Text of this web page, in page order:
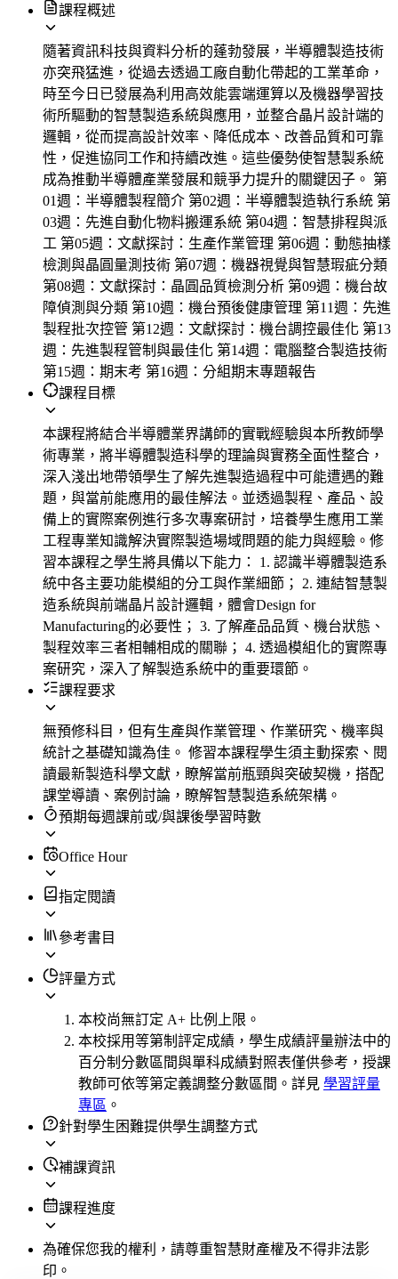
課程概述
隨著資訊科技與資料分析的蓬勃發展，半導體製造技術
亦突飛猛進，從過去透過工廠自動化帶起的工業革命，
時至今日已發展為利用高效能雲端運算以及機器學習技
術所驅動的智慧製造系統與應用，並整合晶片設計端的
邏輯，從而提高設計效率、降低成本、改善品質和可靠
性，促進協同工作和持續改進。這些優勢使智慧製系統
成為推動半導體產業發展和競爭力提升的關鍵因子。 第
01週：半導體製程簡介 第02週：半導體製造執行系統 第
03週：先進自動化物料搬運系統 第04週：智慧排程與派
工 第05週：文獻探討：生產作業管理 第06週：動態抽樣
檢測與晶圓量測技術 第07週：機器視覺與智慧瑕疵分類
第08週：文獻探討：晶圓品質檢測分析 第09週：機台故
障偵測與分類 第10週：機台預後健康管理 第11週：先進
製程批次控管 第12週：文獻探討：機台調控最佳化 第13
週：先進製程管制與最佳化 第14週：電腦整合製造技術
第15週：期末考 第16週：分組期末專題報告
課程目標
本課程將結合半導體業界講師的實戰經驗與本所教師學
術專業，將半導體製造科學的理論與實務全面性整合，
深入淺出地帶領學生了解先進製造過程中可能遭遇的難
題，與當前能應用的最佳解法。並透過製程、產品、設
備上的實際案例進行多次專案研討，培養學生應用工業
工程專業知識解決實際製造場域問題的能力與經驗。修
習本課程之學生將具備以下能力： 1. 認識半導體製造系
統中各主要功能模組的分工與作業細節； 2. 連結智慧製
造系統與前端晶片設計邏輯，體會Design for
Manufacturing的必要性； 3. 了解產品品質、機台狀態、
製程效率三者相輔相成的關聯； 4. 透過模組化的實際專
案研究，深入了解製造系統中的重要環節。
課程要求
無預修科目，但有生產與作業管理、作業研究、機率與
統計之基礎知識為佳。 修習本課程學生須主動探索、閱
讀最新製造科學文獻，瞭解當前瓶頸與突破契機，搭配
課堂導讀、案例討論，瞭解智慧製造系統架構。
預期每週課前或/與課後學習時數
Office Hour
指定閱讀
參考書目
評量方式
本校尚無訂定 A+ 比例上限。
本校採用等第制評定成績，學生成績評量辦法中的
百分制分數區間與單科成績對照表僅供參考，授課
教師可依等第定義調整分數區間。詳見 學習評量
專區 。
針對學生困難提供學生調整方式
補課資訊
課程進度
為確保您我的權利，請尊重智慧財產權及不得非法影
印。